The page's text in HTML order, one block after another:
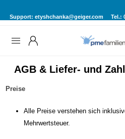
Support: etyshchanka@geiger.comTel.:
AGB & Liefer- und
Preise
Alle Preise verstehen sich
Mehrwertsteuer.